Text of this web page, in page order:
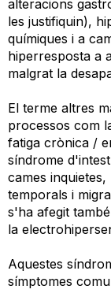
alteracions
les justifiquin),
químiques i a
hiperresposta a
malgrat la
El terme altres
processos com
fatiga crònica /
síndrome
cames
temporals i
s'ha afegit
la
Aquestes
símptomes